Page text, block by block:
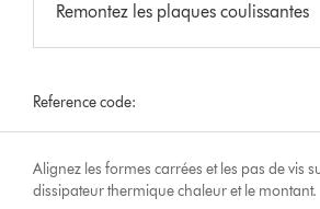
Remontez les plaques coulissantes
Reference code:
Alignez les formes carrées et les pas de vis
dissipateur thermique chaleur et le montant.